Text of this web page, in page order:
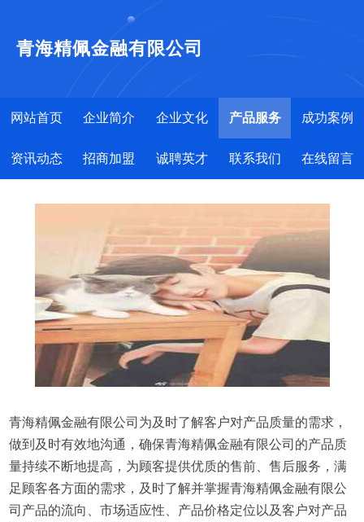
青海精佩金融有限公司
网站首页 企业简介 企业文化 产品服务 成功案例
资讯动态 招商加盟 诚聘英才 联系我们 在线留言
青海精佩金融有限公司为及时了解客户对产品质量的需求，
做到及时有效地沟通，确保青海精佩金融有限公司的产品质
量持续不断地提高，为顾客提供优质的售前、售后服务，满
足顾客各方面的需求，及时了解并掌握青海精佩金融有限公
司产品的流向、市场适应性、产品价格定位以及客户对产品